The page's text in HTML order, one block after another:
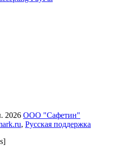
2026 ООО "Сафетин"
, Русская поддержка